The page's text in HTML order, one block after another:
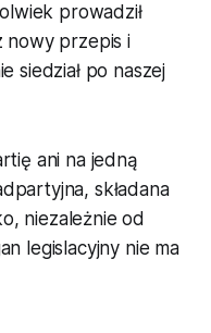
prowadził
nowy przepis i
siedział po naszej
ani na jedną
składana
niezależnie od
legislacyjny nie ma